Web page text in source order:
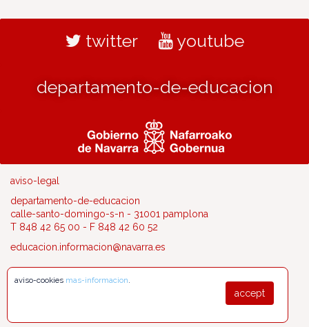
twitter youtube
departamento-de-educacion
aviso-legal
departamento-de-educacion
calle-santo-domingo-s-n - 31001 pamplona
T 848 42 65 00 - F 848 42 60 52
educacion.informacion@navarra.es
accept
aviso-cookies mas-informacion.